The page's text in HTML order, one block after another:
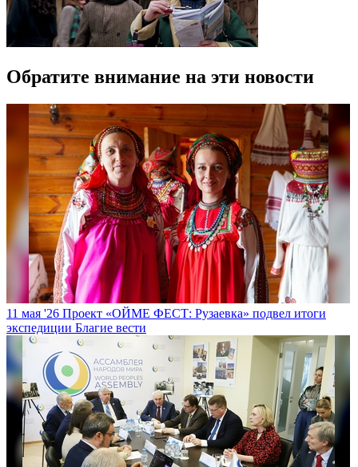
Обратите внимание на эти новости
11 мая '26 Проект «ОЙМЕ ФЕСТ: Рузаевка» подвел итоги
экспедиции Благие вести